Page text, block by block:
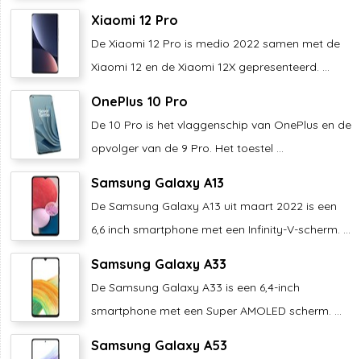
Xiaomi 12 Pro
De Xiaomi 12 Pro is medio 2022 samen met de
Xiaomi 12 en de Xiaomi 12X gepresenteerd. ...
OnePlus 10 Pro
De 10 Pro is het vlaggenschip van OnePlus en de
opvolger van de 9 Pro. Het toestel ...
Samsung Galaxy A13
De Samsung Galaxy A13 uit maart 2022 is een
6,6 inch smartphone met een Infinity-V-scherm. ...
Samsung Galaxy A33
De Samsung Galaxy A33 is een 6,4-inch
smartphone met een Super AMOLED scherm. ...
Samsung Galaxy A53